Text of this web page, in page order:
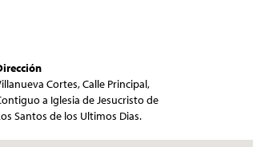
Cortes, Calle Principal,
a Iglesia de Jesucristo de
Santos de los Ultimos Dias.